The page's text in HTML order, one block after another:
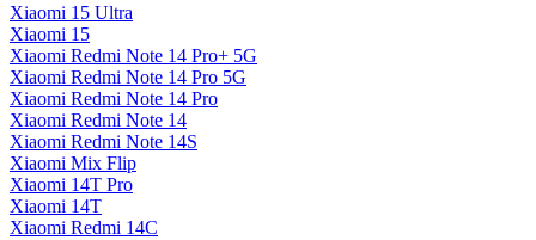
Xiaomi 15 Ultra
Xiaomi 15
Xiaomi Redmi Note 14 Pro+ 5G
Xiaomi Redmi Note 14 Pro 5G
Xiaomi Redmi Note 14 Pro
Xiaomi Redmi Note 14
Xiaomi Redmi Note 14S
Xiaomi Mix Flip
Xiaomi 14T Pro
Xiaomi 14T
Xiaomi Redmi 14C